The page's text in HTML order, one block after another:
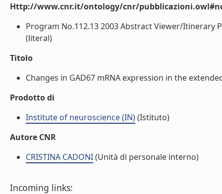
Http://www.cnr.it/ontology/cnr/
Program No.112.13 2003 Abstract Viewer/Itinerary
(literal)
Titolo
Changes in GAD67 mRNA expression in the
Prodotto di
Institute of neuroscience (IN)(Istituto)
Autore CNR
CRISTINA CADONI(Unità di personale interno)
Incoming links: